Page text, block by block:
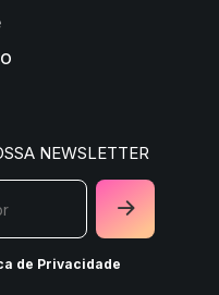
NEWSLETTER
de Privacidade